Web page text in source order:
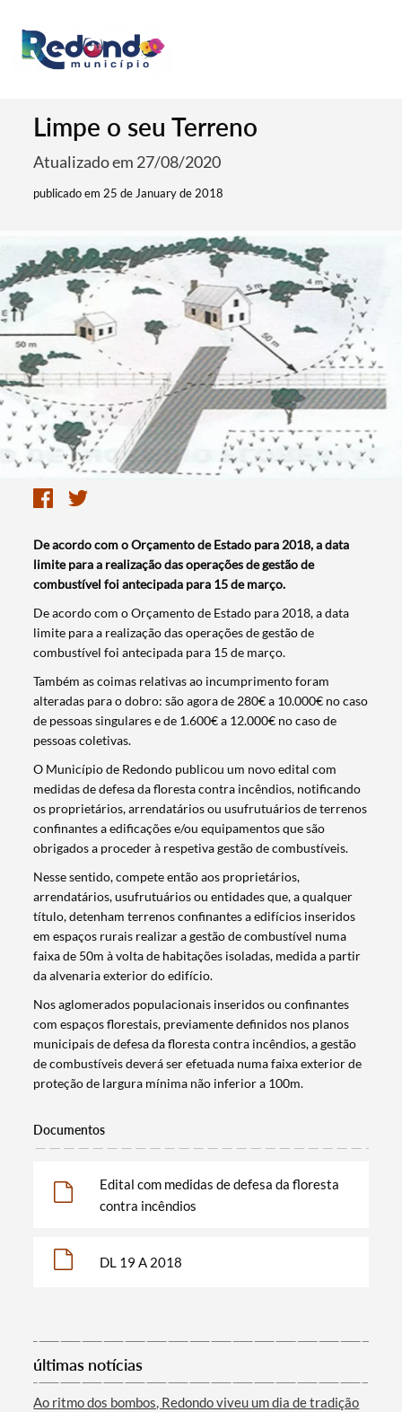
Termo de Pesquisa
Limpe o seu Terreno
Atualizado em 27/08/2020
publicado em 25 de January de 2018
De acordo com o Orçamento de Estado para 2018, a data
limite para a realização das operações de gestão de
combustível foi antecipada para 15 de março.
De acordo com o Orçamento de Estado para 2018, a data
limite para a realização das operações de gestão de
combustível foi antecipada para 15 de março.
Também as coimas relativas ao incumprimento foram
alteradas para o dobro: são agora de 280€ a 10.000€ no caso
de pessoas singulares e de 1.600€ a 12.000€ no caso de
pessoas coletivas.
O Município de Redondo publicou um novo edital com
medidas de defesa da floresta contra incêndios, notificando
os proprietários, arrendatários ou usufrutuários de terrenos
confinantes a edificações e/ou equipamentos que são
obrigados a proceder à respetiva gestão de combustíveis.
Nesse sentido, compete então aos proprietários,
arrendatários, usufrutuários ou entidades que, a qualquer
título, detenham terrenos confinantes a edifícios inseridos
em espaços rurais realizar a gestão de combustível numa
faixa de 50m à volta de habitações isoladas, medida a partir
da alvenaria exterior do edifício.
Nos aglomerados populacionais inseridos ou confinantes
com espaços florestais, previamente definidos nos planos
municipais de defesa da floresta contra incêndios, a gestão
de combustíveis deverá ser efetuada numa faixa exterior de
proteção de largura mínima não inferior a 100m.
Documentos
Edital com medidas de defesa da floresta
contra incêndios
DL 19 A 2018
últimas notícias
Ao ritmo dos bombos, Redondo viveu um dia de tradição